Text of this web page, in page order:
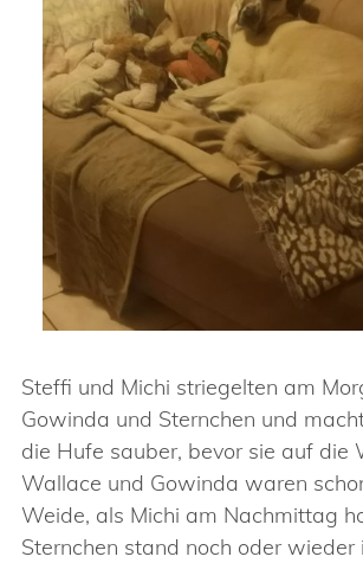
Steffi und Michi striegelten am
Gowinda und Sternchen und
die Hufe sauber, bevor sie auf die
Wallace und Gowinda waren
Weide, als Michi am Nachmittag
Sternchen stand noch oder wieder